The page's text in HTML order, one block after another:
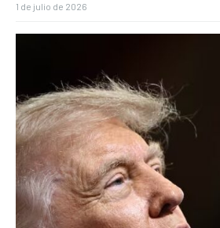
1 de julio de 2026